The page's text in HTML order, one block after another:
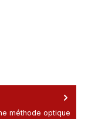
méthode optique